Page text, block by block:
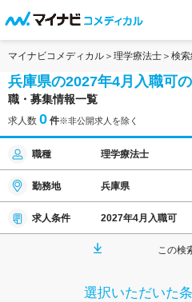
マイナビコメディカル 理学療法士 検
兵庫県の2027年4月入職可
職・募集情報一覧
求人数 0 件※非公開求人を除く
職種 理学療法士
勤務地 兵庫県
求人条件 2027年4月入職可
この検
選択いただいた